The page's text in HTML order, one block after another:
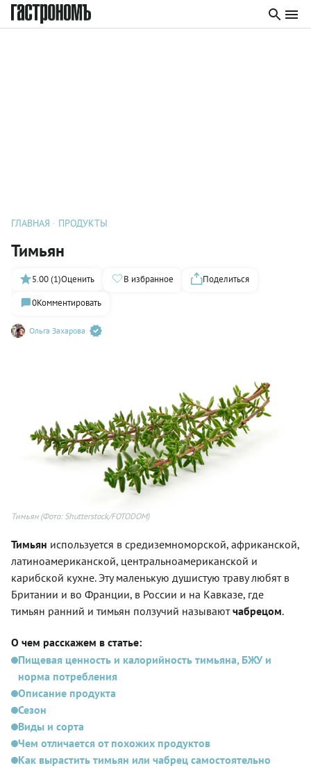
ГЛАВНАЯ ПРОДУКТЫ
Тимьян
Ольга Захарова
5.00 (1)Оценить В избранное
Поделиться
0Комментировать
Тимьян(Фото: Shutterstock/FOTODOM)
Тимьян используется в средиземноморской, африканской,
латиноамериканской, центральноамериканской и
карибской кухне. Эту маленькую душистую траву любят в
Британии и во Франции, в России и на Кавказе, где
тимьян ранний и тимьян ползучий называютчабрецом.
О чем расскажем в статье:
Пищевая ценность и калорийность тимьяна, БЖУ и
норма потребления
Описание продукта
Сезон
Виды и сорта
Чем отличается от похожих продуктов
Как вырастить тимьян или чабрец самостоятельно